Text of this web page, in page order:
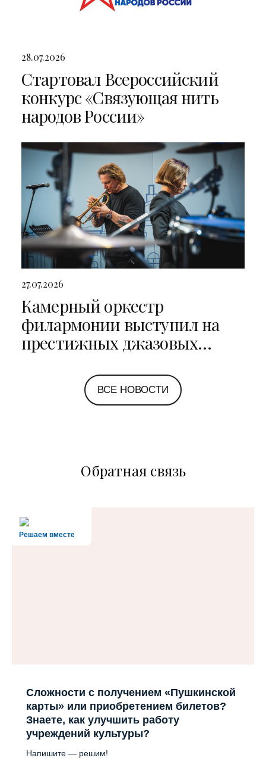
28.07.2026
Стартовал Всероссийский
конкурс «Связующая нить
народов России»
27.07.2026
Камерный оркестр
филармонии выступил на
престижных джазовых
Петербурге и Ярославле
ВСЕ НОВОСТИ
Обратная связь
Решаем вместе
Сложности с получением «Пушкинской
карты» или приобретением билетов?
Знаете, как улучшить работу
учреждений культуры?
Напишите — решим!